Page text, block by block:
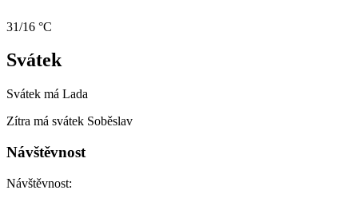
31/16 °C
Svátek
Svátek má Lada
Zítra má svátek Soběslav
Návštěvnost
Návštěvnost: